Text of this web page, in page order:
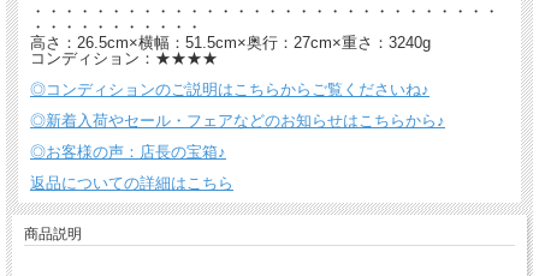
・・・・・・・・・・・・・・・・・・・・・・・・・・・・・・
・・・・・・・・・・・
高さ：26.5cm×横幅：51.5cm×奥行：27cm×重さ：3240g
コンディション：★★★★
◎コンディションのご説明はこちらからご覧くださいね♪
◎新着入荷やセール・フェアなどのお知らせはこちらから♪
◎お客様の声：店長の宝箱♪
返品についての詳細はこちら
商品説明